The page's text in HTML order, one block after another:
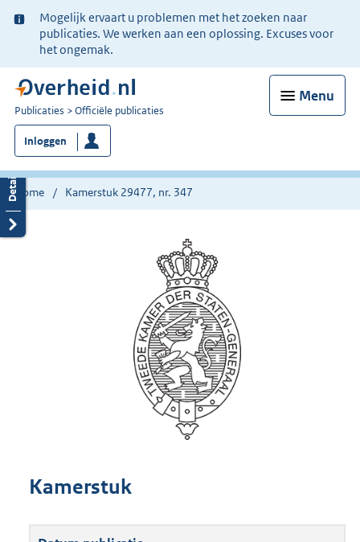
Ter
informatie:
Mogelijk ervaart u problemen met het zoeken naar
publicaties. We werken aan een oplossing. Excuses voor
het ongemak.
Menu
U
bent
nu
hier:
Publicaties Officiële publicaties
Inloggen
Home Kamerstuk 29477, nr. 347
Kamerstuk